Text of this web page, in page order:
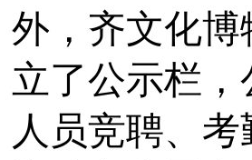
外，齐文化
立了公示栏，
人员竞聘、考